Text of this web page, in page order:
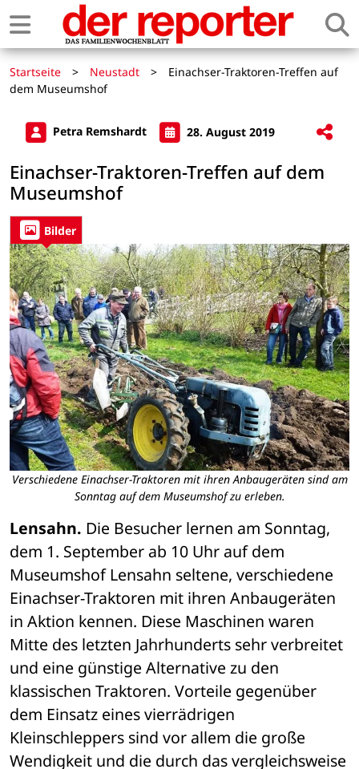
Startseite > Neustadt >
Einachser-Traktoren-Treffen auf
dem Museumshof
Petra Remshardt 28. August 2019
Einachser-Traktoren-Treffen auf dem
Museumshof
Bilder
Verschiedene Einachser-Traktoren mit ihren Anbaugeräten sind am
Sonntag auf dem Museumshof zu erleben.
Lensahn. Die Besucher lernen am Sonntag,
dem 1. September ab 10 Uhr auf dem
Museumshof Lensahn seltene, verschiedene
Einachser-Traktoren mit ihren Anbaugeräten
in Aktion kennen. Diese Maschinen waren
Mitte des letzten Jahrhunderts sehr verbreitet
und eine günstige Alternative zu den
klassischen Traktoren. Vorteile gegenüber
dem Einsatz eines vierrädrigen
Kleinschleppers sind vor allem die große
Wendigkeit und die durch das vergleichsweise